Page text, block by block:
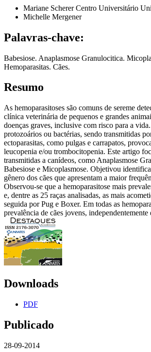
Mariane SchererCentro Universitário
Michelle Mergener
Palavras-chave:
Babesiose. Anaplasmose Granulocitica.
Hemoparasitas. Cães.
Resumo
As hemoparasitoses são comuns de sereme
clínica veterinária de pequenos e grandes
doenças graves, inclusive com risco para a
protozoários ou bactérias, sendo transmitidas
ectoparasitas, como pulgas e carrapatos,
leucopenia e/ou trombocitopenia. Este artigo
transmitidas a canídeos, como Anaplasmose
Babesiose e Micoplasmose. Objetivou
gênero dos cães que apresentam a maior
Observou-se que a hemoparasitose mais
e, dentre as 25 raças analisadas, as mais
seguida por Pug e Boxer. Em todas as
prevalência de cães jovens, independentemente
Downloads
PDF
Publicado
28-09-2014